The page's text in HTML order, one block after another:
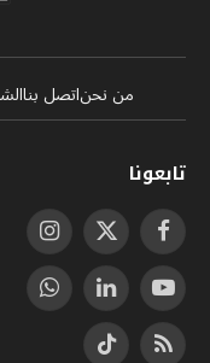
من نحناتصل بنا
تابعونا
فيسبوكX
(Twitter)
الانستغرام
يوتيوب لينكدإنواتساب
RSS
تيكتوك